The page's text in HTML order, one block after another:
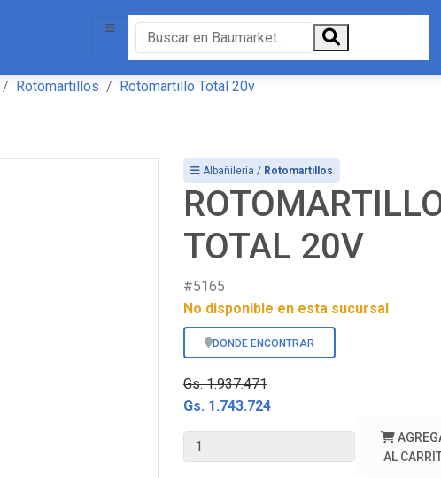
Rotomartillos Rotomartillo Total 20v
Albañileria / Rotomartillos
TOTAL 20V
#5165
No disponible en esta sucursal
DONDE ENCONTRAR
Gs. 1.937.471
Gs. 1.743.724
AL